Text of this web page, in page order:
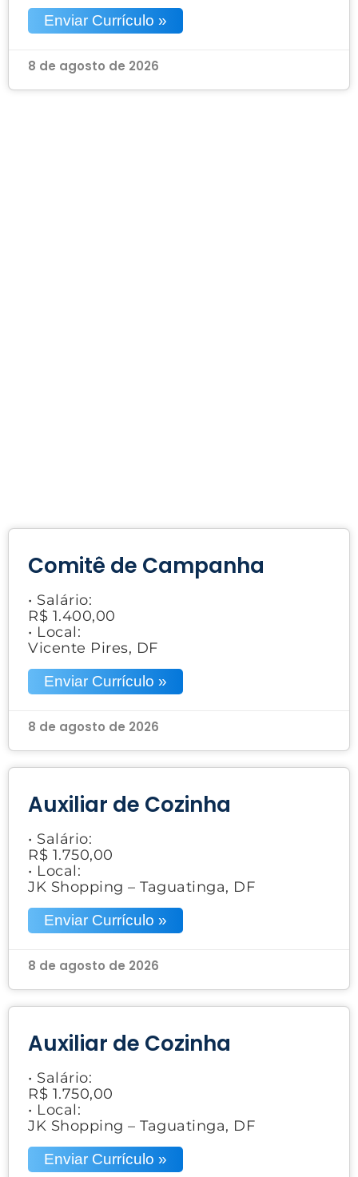
Enviar Currículo »
8 de agosto de 2026
Comitê de Campanha
• Salário:
R$ 1.400,00
• Local:
Vicente Pires, DF
Enviar Currículo »
8 de agosto de 2026
Auxiliar de Cozinha
• Salário:
R$ 1.750,00
• Local:
JK Shopping – Taguatinga, DF
Enviar Currículo »
8 de agosto de 2026
Auxiliar de Cozinha
• Salário:
R$ 1.750,00
• Local:
JK Shopping – Taguatinga, DF
Enviar Currículo »